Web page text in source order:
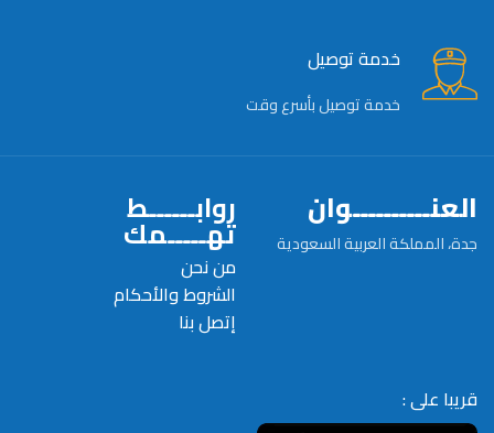
خدمة توصيل
خدمة توصيل بأسرع وقت
العنــــــــــوان
جدة، المملكة العربية السعودية
روابــــــط
تهـــــمك
من نحن
الشروط والأحكام
إتصل بنا
قريبا على :